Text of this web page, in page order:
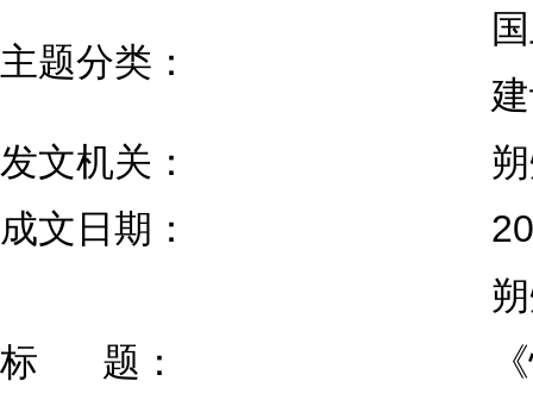
主题分类：
发文机关：
成文日期：
标 题：